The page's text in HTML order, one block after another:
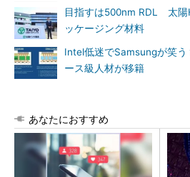
目指すは500nm RDL 太陽
ッケージング材料
Intel低迷でSamsungが笑
ース級人材が移籍
あなたにおすすめ